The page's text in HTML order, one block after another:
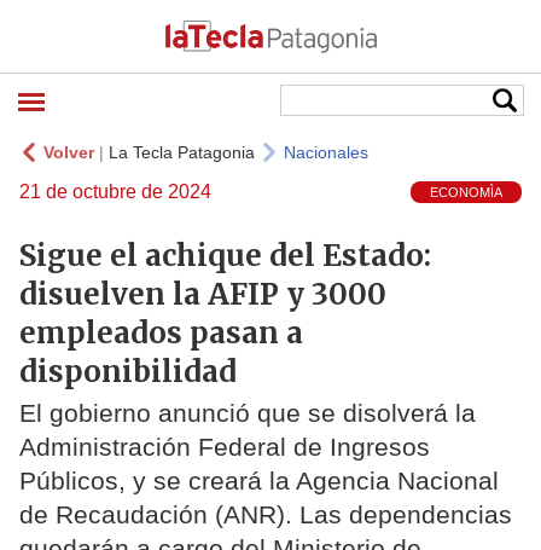
Volver| La Tecla Patagonia Nacionales
21 de octubre de 2024 ECONOMÌA
Sigue el achique del Estado:
disuelven la AFIP y 3000
empleados pasan a
disponibilidad
El gobierno anunció que se disolverá la
Administración Federal de Ingresos
Públicos, y se creará la Agencia Nacional
de Recaudación (ANR). Las dependencias